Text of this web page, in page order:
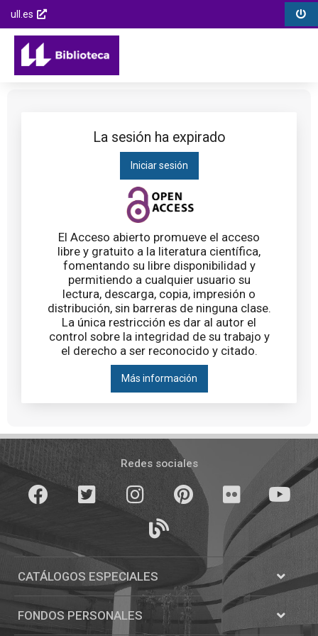
Biblioteca
Universidad
de
Laguna
contenido
Saltar al
menú
principal
Menú
opciones
Enlaces
externos
ull.es
Opcions
página
Menú
principal
La sesión ha expirado
Iniciar sesión
El Acceso abierto promueve el acceso
libre y gratuito a la literatura científica,
fomentando su libre disponibilidad y
permitiendo a cualquier usuario su
lectura, descarga, copia, impresión o
distribución, sin barreras de ninguna clase.
La única restricción es dar al autor el
control sobre la integridad de su trabajo y
el derecho a ser reconocido y citado.
Más información
Pié
de
página
Redes sociales
Instagram youTube
CATÁLOGOS ESPECIALES
Abrir
Catálogos
FONDOS PERSONALES
Abrir
Fondos